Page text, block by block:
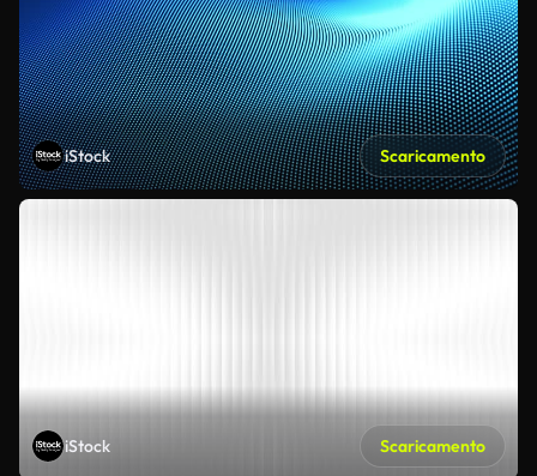
iStock Scaricamento
iStock Scaricamento